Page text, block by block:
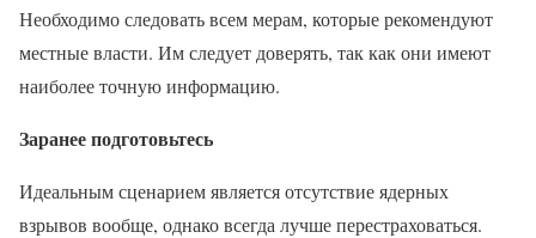
Необходимо следовать всем мерам, которые рекомендуют
местные власти. Им следует доверять, так как они имеют
наиболее точную информацию.
Заранее подготовьтесь
Идеальным сценарием является отсутствие ядерных
взрывов вообще, однако всегда лучше перестраховаться.